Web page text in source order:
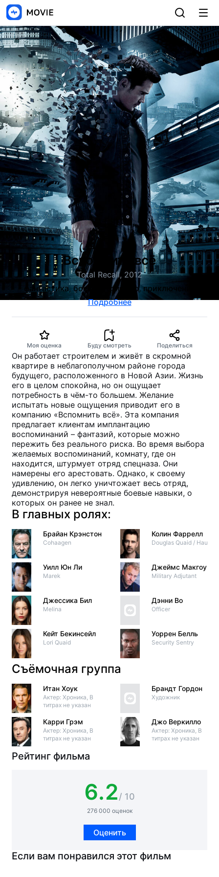
Вспомнить всё
Total Recall, 2012
фантастика, боевик, триллер, приключения
Подробнее
Моя оценка Буду смотреть Поделиться
Он работает строителем и живёт в скромной
квартире в неблагополучном районе города
будущего, расположенного в Новой Азии. Жизнь
его в целом спокойна, но он ощущает
потребность в чём-то большем. Желание
испытать новые ощущения приводит его в
компанию «Вспомнить всё». Эта компания
предлагает клиентам имплантацию
воспоминаний – фантазий, которые можно
пережить без реального риска. Во время выбора
желаемых воспоминаний, комнату, где он
находится, штурмует отряд спецназа. Они
намерены его арестовать. Однако, к своему
удивлению, он легко уничтожает весь отряд,
демонстрируя невероятные боевые навыки, о
которых он ранее не знал.
В главных ролях:
Брайан Крэнстон
Cohaagen
Уилл Юн Ли
Marek
Джессика Бил
Melina
Кейт Бекинсейл
Lori Quaid
Колин Фаррелл
Douglas Quaid / Hauser
Джеймс Макгоун
Military Adjutant
Дэнни Во
Officer
Уоррен Белль
Security Sentry
Съёмочная группа
Итан Хоук
Актер: Хроника, В
титрах не указан
Карри Грэм
Актер: Хроника, В
титрах не указан
Брандт Гордон
Художник
Джо Веркилло
Актер: Хроника, В
титрах не указан
Рейтинг фильма
6.2/ 10
276 000 оценок
Оценить
Если вам понравился этот фильм